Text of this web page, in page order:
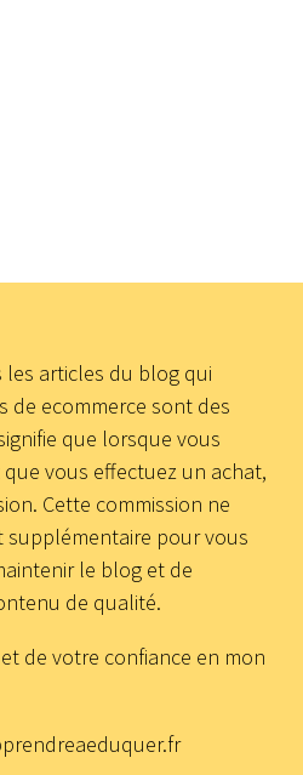
les articles du blog qui
de ecommerce sont des
que lorsque vous
vous effectuez un achat,
Cette commission ne
supplémentaire pour vous
le blog et de
de qualité.
de votre confiance en mon